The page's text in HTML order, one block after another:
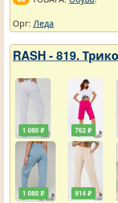
Орг: Леда
RASH - 819.
1 080 ₽
1 080 ₽
762 ₽
914 ₽